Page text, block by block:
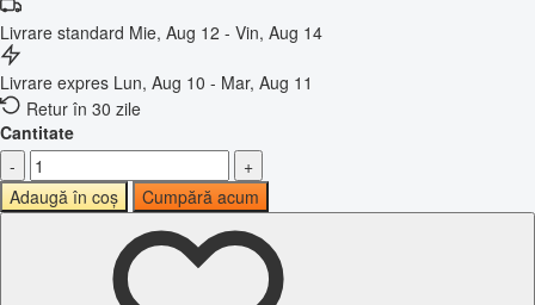
Livrare standard Mie, Aug 12 - Vin, Aug 14
Livrare expres Lun, Aug 10 - Mar, Aug 11
Retur în 30 zile
Cantitate
-
+
Adaugă în coș
Cumpără acum